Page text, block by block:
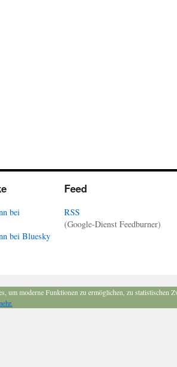
bei
bei Bluesky
Feed
RSS
(Google-Dienst Feedburner)
um moderne Funktionen zu ermöglichen, zu